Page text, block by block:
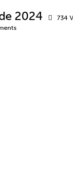
2024 734